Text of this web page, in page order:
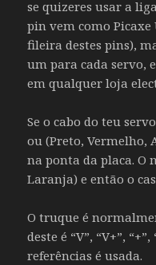
se quizeres usar a
pin vem como Picaxe
fileira destes pins),
um para cada servo,
em qualquer loja
Se o cabo do teu
ou (Preto, Vermelho,
na ponta da placa. O
Laranja) e então o
O truque é
deste é “V”, “V+”,
referências é usada.